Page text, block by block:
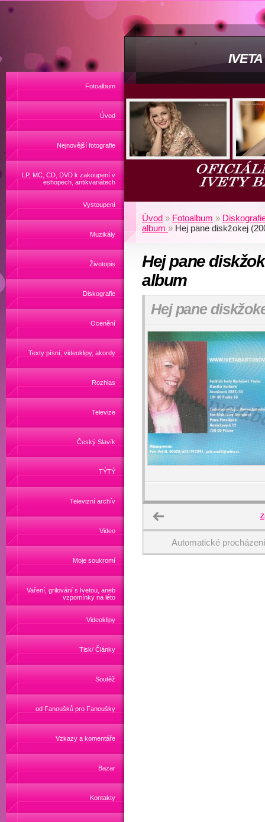
Fotoalbum
Úvod
Nejnovější fotografie
LP, MC, CD, DVD k zakoupení v
eshopech, antikvariátech
Vystoupení
Muzikály
Životopis
Diskografie
Ocenění
Texty písní, videoklipy, akordy
Rozhlas
Televize
Český Slavík
TÝTÝ
Televizní archív
Video
Moje soukromí
Vaření, grilování s Ivetou, aneb
vzpomínky na léto
Videoklipy
Tisk/ Články
Soutěž
od Fanoušků pro Fanoušky
Vzkazy a komentáře
Bazar
Kontakty
Úvod » Fotoalbum »
album » Hej pane diskžokej
Hej pane
album
Hej pane
Automatické